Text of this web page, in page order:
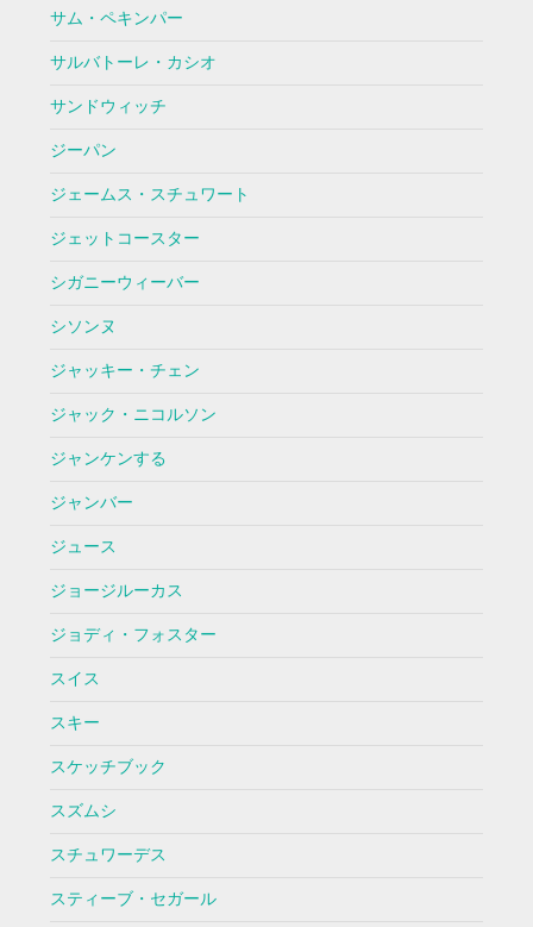
サム・ペキンパー
サルバトーレ・カシオ
サンドウィッチ
ジーパン
ジェームス・スチュワート
ジェットコースター
シガニーウィーバー
シソンヌ
ジャッキー・チェン
ジャック・ニコルソン
ジャンケンする
ジャンバー
ジュース
ジョージルーカス
ジョディ・フォスター
スイス
スキー
スケッチブック
スズムシ
スチュワーデス
スティーブ・セガール